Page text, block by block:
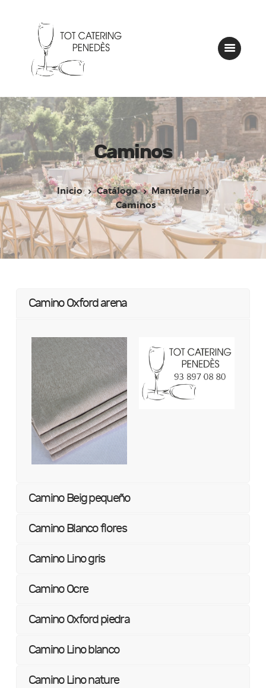
Caminos
Inicio Catálogo
Mantelería
Caminos
Tot Catering
Catálogo
Nuestros montajes
Contactar
Camino Oxford arena
Camino Beig pequeño
Camino Blanco flores
Camino Lino gris
Camino Ocre
Camino Oxford piedra
Camino Lino blanco
Camino Lino nature